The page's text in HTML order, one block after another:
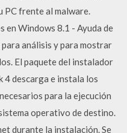
frente al malware.
Windows 8.1 - Ayuda de
análisis y para mostrar
El paquete del instalador
descarga e instala los
para la ejecución
operativo de destino.
durante la instalación. Se